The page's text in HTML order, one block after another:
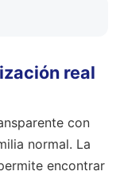
real
con
normal. La
encontrar